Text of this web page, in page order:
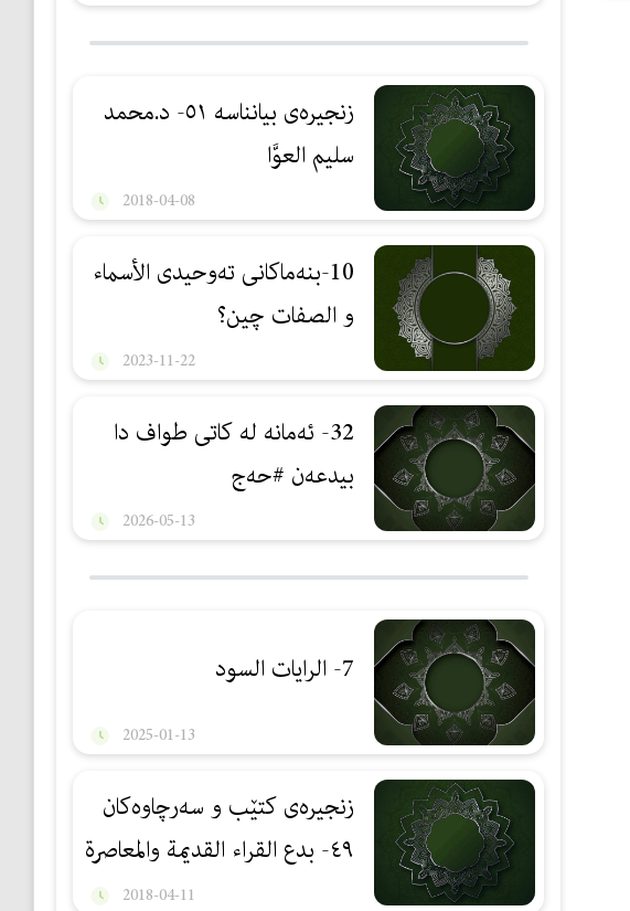
زنجیرەی بیانناسە ٥١- د.محمد
سليم العوَّا
2018-04-08
10-بنەماكانی تەوحیدی الأسماء
و الصفات چین؟
2023-11-22
32- ئەمانە لە كاتی طواف دا
بیدعەن #حەج
2026-05-13
7- الرايات السود
2025-01-13
زنجیرەی کتێب و سەرچاوەکان
٤٩- بدع القراء القديمة والمعاصرة
2018-04-11